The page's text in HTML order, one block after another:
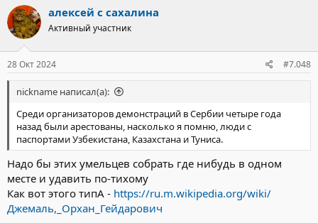
аргументов там в голове вообще нет, одни лозунги, а
противные аргументы там не могут быть приняты, потому что
они требуют более глубокого изучения социальной сферы,
экономики, внешней среды (политики других государств в
отношении твоей страны), а какой 10-ти классник этим будет
А потом, в случае начала движухи, вся эта молодежь, которая
жизни не нюхала, идет в очередной раз свергать власть,
потому что для них априори власти врут и только карманы
себе набивают.
И это реальная проблема.
к
ц
и
и
:
алексей с сахалина
Активный участник
28 Окт 2024 #7.048
nickname написал(а):
Среди организаторов демонстраций в Сербии четыре года
назад были арестованы, насколько я помню, люди с
паспортами Узбекистана, Казахстана и Туниса.
Надо бы этих умельцев собрать где нибудь в одном
месте и удавить по-тихому
Как вот этого типА - https://ru.m.wikipedia.org/wiki/
Джемаль,_Орхан_Гейдарович